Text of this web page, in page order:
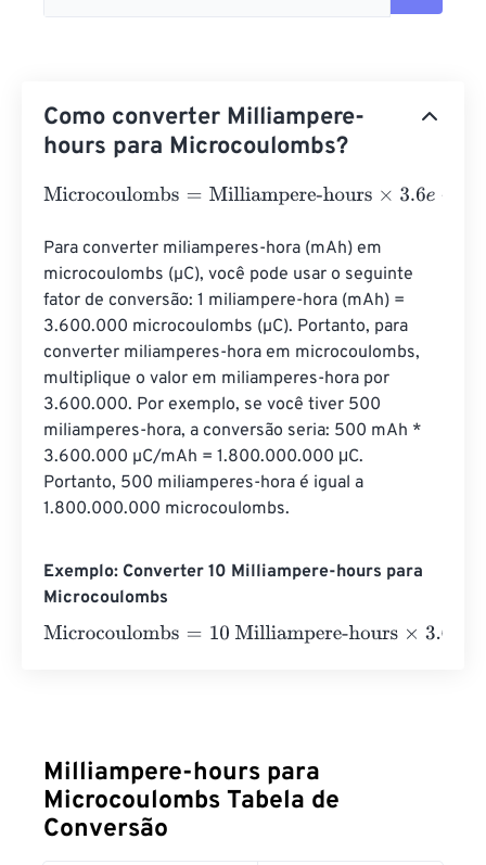
Como converter Milliampere-
hours para Microcoulombs?
Microcoulombs=Milliampere-hours×3.6e+ 6
Para converter miliamperes-hora (mAh) em
microcoulombs (µC), você pode usar o seguinte
fator de conversão: 1 miliampere-hora (mAh) =
3.600.000 microcoulombs (µC). Portanto, para
converter miliamperes-hora em microcoulombs,
multiplique o valor em miliamperes-hora por
3.600.000. Por exemplo, se você tiver 500
miliamperes-hora, a conversão seria: 500 mAh *
3.600.000 µC/mAh = 1.800.000.000 μC.
Portanto, 500 miliamperes-hora é igual a
1.800.000.000 microcoulombs.
Exemplo: Converter 10 Milliampere-hours para
Microcoulombs
Microcoulombs=10 Milliampere-hours×3.6e+6 =
Milliampere-hours para
Microcoulombs Tabela de
Conversão